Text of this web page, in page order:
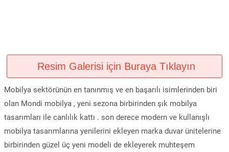
Resim Galerisi için Buraya Tıklayın
Mobilya sektörünün en tanınmış ve en başarılı isimlerinden biri
olan Mondi mobilya , yeni sezona birbirinden şık mobilya
tasarımları ile canlılık kattı . son derece modern ve kullanışlı
mobilya tasarımlarına yenilerini ekleyen marka duvar ünitelerine
birbirinden güzel üç yeni modeli de ekleyerek muhteşem